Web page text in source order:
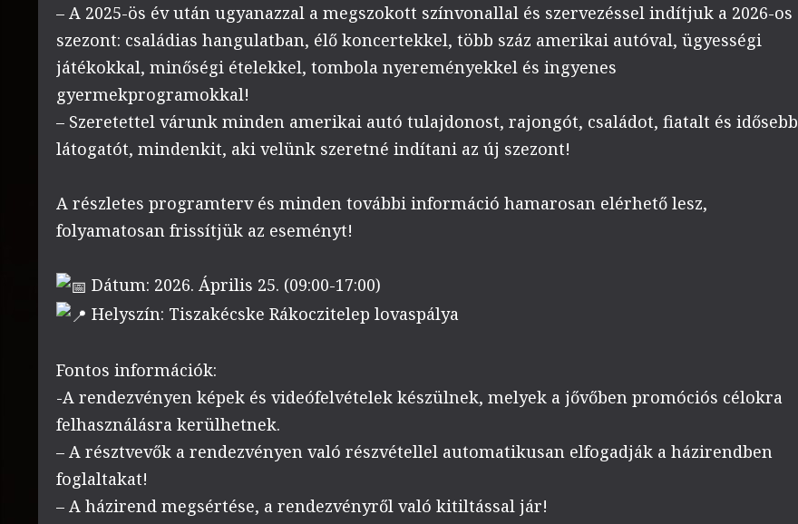
– A 2025-ös év után ugyanazzal a megszokott színvonallal és szervezéssel indítjuk a 2026-os
szezont: családias hangulatban, élő koncertekkel, több száz amerikai autóval, ügyességi
játékokkal, minőségi ételekkel, tombola nyereményekkel és ingyenes
gyermekprogramokkal!
– Szeretettel várunk minden amerikai autó tulajdonost, rajongót, családot, fiatalt és idősebb
látogatót, mindenkit, aki velünk szeretné indítani az új szezont!
A részletes programterv és minden további információ hamarosan elérhető lesz,
folyamatosan frissítjük az eseményt!
Dátum: 2026. Április 25. (09:00-17:00)
Helyszín: Tiszakécske Rákoczitelep lovaspálya
Fontos információk:
-A rendezvényen képek és videófelvételek készülnek, melyek a jővőben promóciós célokra
felhasználásra kerülhetnek.
– A résztvevők a rendezvényen való részvétellel automatikusan elfogadják a házirendben
foglaltakat!
– A házirend megsértése, a rendezvényről való kitiltással jár!